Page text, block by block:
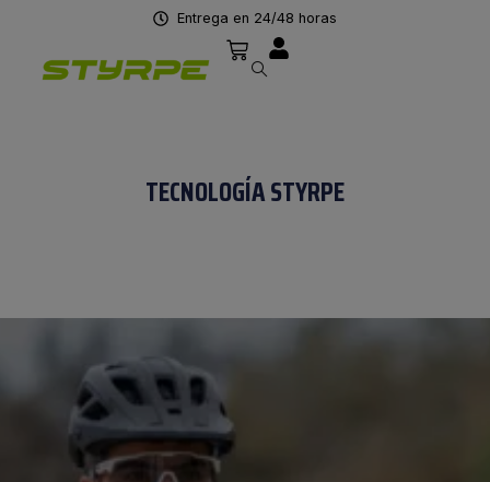
Entrega en 24/48 horas
TECNOLOGÍA STYRPE